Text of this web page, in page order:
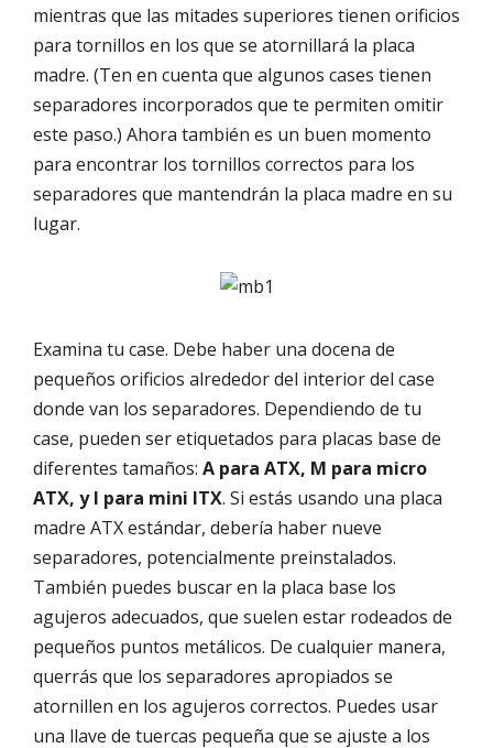
mientras que las mitades superiores tienen orificios
para tornillos en los que se atornillará la placa
madre. (Ten en cuenta que algunos cases tienen
separadores incorporados que te permiten omitir
este paso.) Ahora también es un buen momento
para encontrar los tornillos correctos para los
separadores que mantendrán la placa madre en su
lugar.
Examina tu case. Debe haber una docena de
pequeños orificios alrededor del interior del case
donde van los separadores. Dependiendo de tu
case, pueden ser etiquetados para placas base de
diferentes tamaños: A para ATX, M para micro
ATX, y I para mini ITX. Si estás usando una placa
madre ATX estándar, debería haber nueve
separadores, potencialmente preinstalados.
También puedes buscar en la placa base los
agujeros adecuados, que suelen estar rodeados de
pequeños puntos metálicos. De cualquier manera,
querrás que los separadores apropiados se
atornillen en los agujeros correctos. Puedes usar
una llave de tuercas pequeña que se ajuste a los